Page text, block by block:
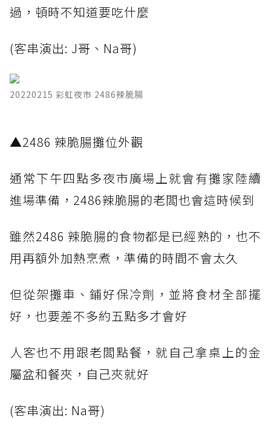
過，頓時不知道要吃什麼
(客串演出: J哥、Na哥)
20220215 彩虹夜市 2486辣脆腸
​▲2486 辣脆腸攤位外觀
通常下午四點多夜市廣場上就會有攤家陸續
進場準備，2486辣脆腸的老闆也會這時候到
雖然2486 辣脆腸的食物都是已經熟的，也不
用再額外加熱烹煮，準備的時間不會太久
但從架攤車、鋪好保冷劑，並將食材全部擺
好，也要差不多約五點多才會好
人客也不用跟老闆點餐，就自己拿桌上的金
屬盆和餐夾，自己夾就好
(客串演出: Na哥)